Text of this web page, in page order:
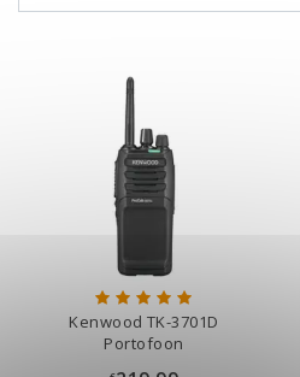
Kenwood TK-3701D
Portofoon